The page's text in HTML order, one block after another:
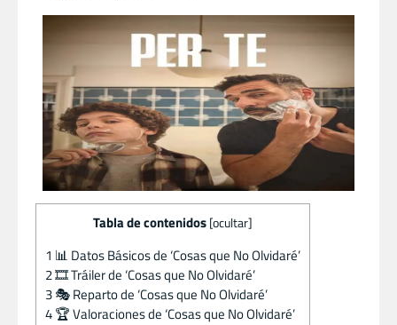
Tabla de contenidos [ocultar]
1 📊 Datos Básicos de ‘Cosas que No Olvidaré’
2🎞️ Tráiler de ‘Cosas que No Olvidaré’
3🎭 Reparto de ‘Cosas que No Olvidaré’
4🏆 Valoraciones de ‘Cosas que No Olvidaré’